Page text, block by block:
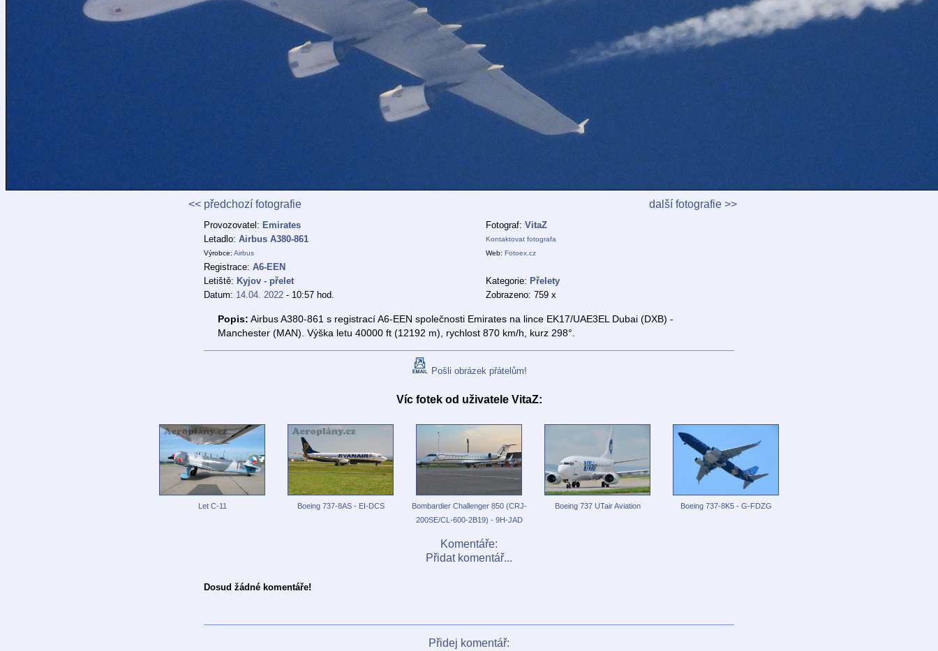
<< předchozí fotografie další fotografie >>
Provozovatel: Emirates
Letadlo: Airbus A380-861
Výrobce: Airbus
Registrace: A6-EEN
Letiště: Kyjov - přelet
Datum: 14.04. 2022 - 10:57 hod.
Fotograf: VitaZ
Kontaktovat fotografa
Web: Fotoex.cz
Kategorie: Přelety
Zobrazeno: 759 x
Popis: Airbus A380-861 s registrací A6-EEN společnosti Emirates na lince EK17/UAE3EL Dubai (DXB) -
Manchester (MAN). Výška letu 40000 ft (12192 m), rychlost 870 km/h, kurz 298°.
Pošli obrázek přátelům!
Víc fotek od uživatele VitaZ:
Let C-11 Boeing 737-8AS - EI-DCS
Bombardier Challenger 850 (CRJ-
200SE/CL-600-2B19) - 9H-JAD
Boeing 737 UTair Aviation Boeing 737-8K5 - G-FDZG
Komentáře:
Přidat komentář...
Dosud žádné komentáře!
Přidej komentář: